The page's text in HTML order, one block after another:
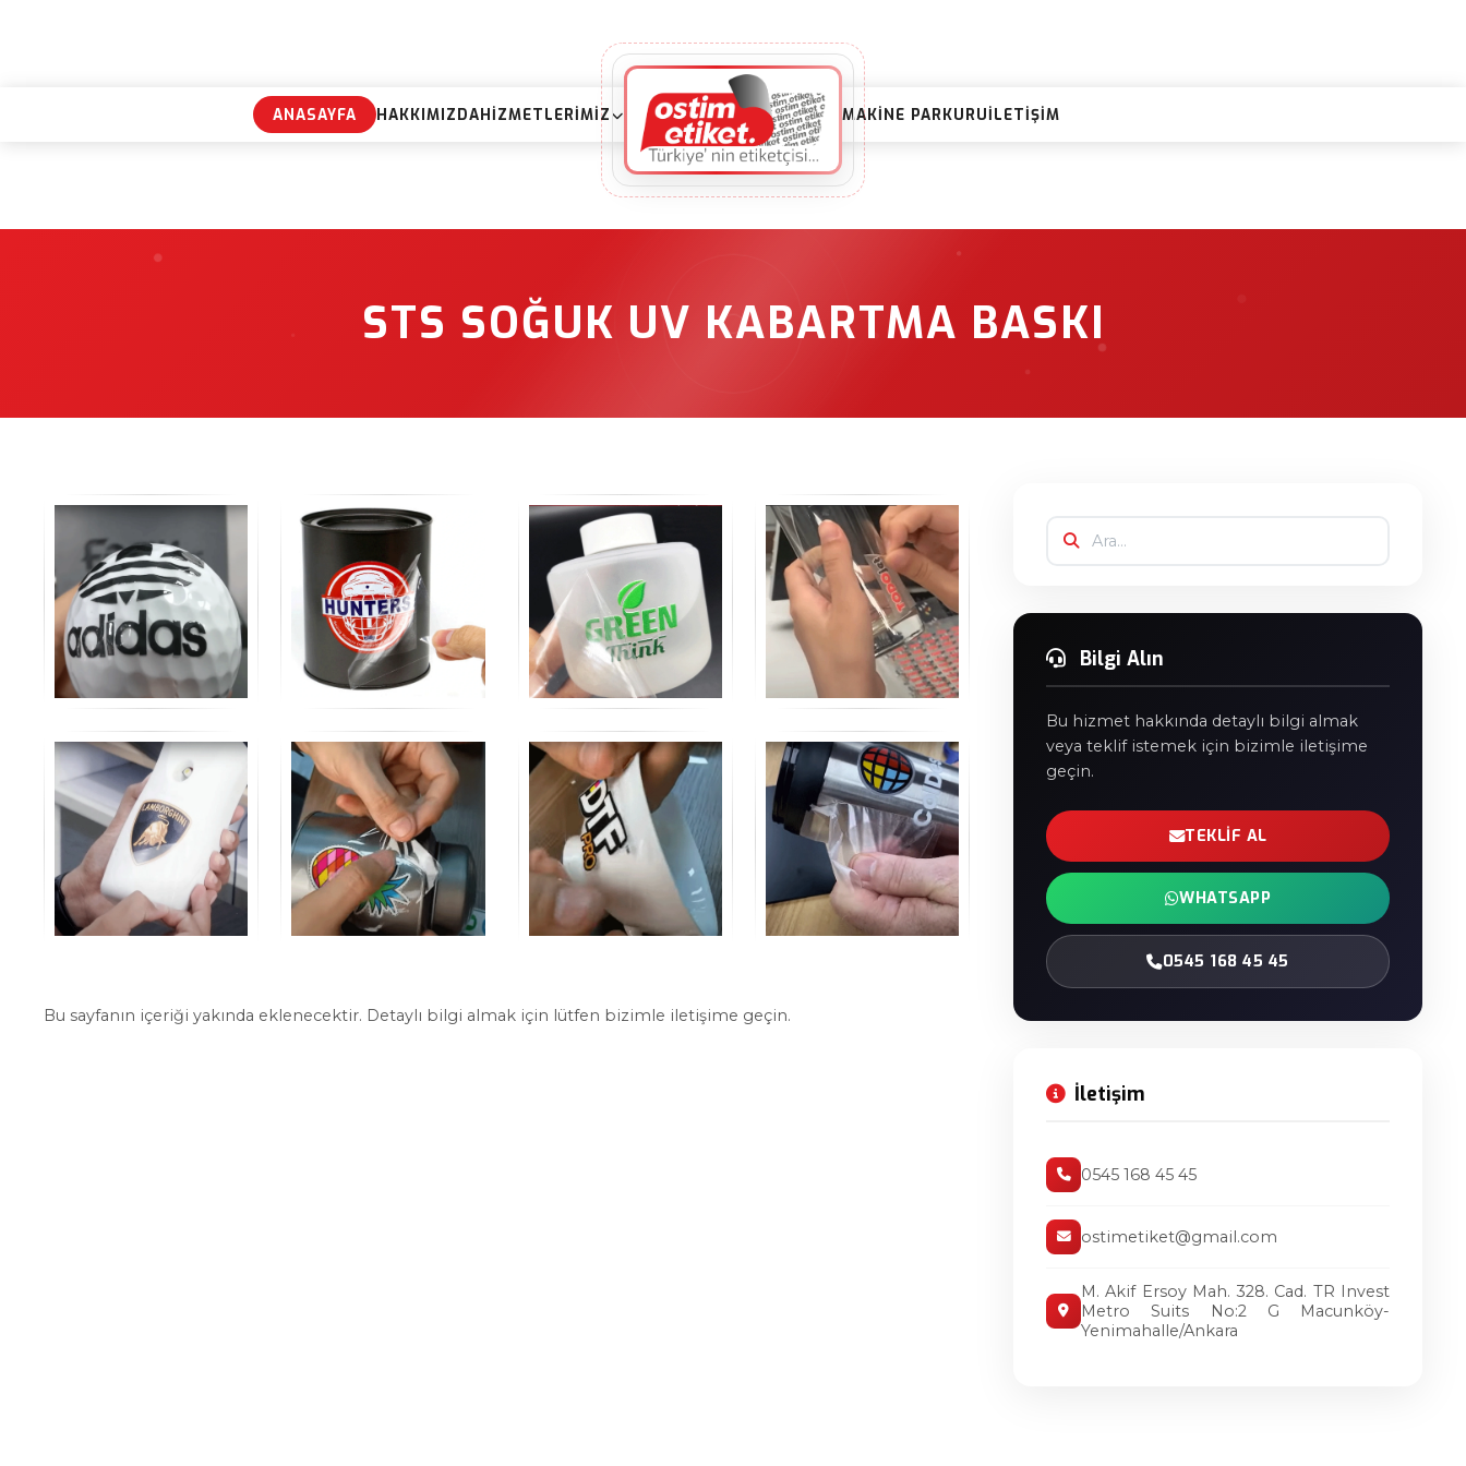
ANASAYFA HAKKIMIZDAHIZMETLERIMIZ MAKINE PARKURUİLETIŞIM
STS SOĞUK UV KABARTMA BASKI
Bu sayfanın içeriği yakında eklenecektir. Detaylı bilgi almak için lütfen bizimle iletişime geçin.
Bilgi Alın
Bu hizmet hakkında detaylı bilgi almak
veya teklif istemek için bizimle iletişime
geçin.
TEKLIF AL
WHATSAPP
0545 168 45 45
İletişim
0545 168 45 45
ostimetiket@gmail.com
M. Akif Ersoy Mah. 328. Cad. TR Invest
Metro Suits No:2 G Macunköy-
Yenimahalle/Ankara